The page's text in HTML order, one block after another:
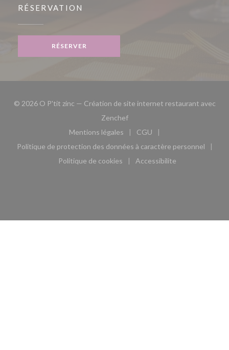
RÉSERVATION
RÉSERVER
© 2026 O P'tit zinc — Création de site internet restaurant avec
Zenchef((ouvre une nouvelle fenêtre))
Mentions légales
((ouvre une nouvelle fenêtre))
CGU
((ouvre une nouvelle
Politique de protection des données à caractère personnel
((ouvre une nouvelle fenêtre))
Politique de cookies
((ouvre une nouvelle fenêtre))
Accessibilite